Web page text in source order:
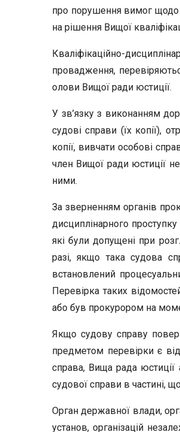
про порушення вимог щодо
на рішення Вищої
Кваліфікаційно-
провадження,
олови Вищої ради юстиції.
У зв’язку з виконанням
судові справи (їх копії),
копії, вивчати особові
член Вищої ради юстиції
ними.
За зверненням органів
дисциплінарного
які були допущені при
разі, якщо така судова
встановлений
Перевірка таких
або був прокурором на
Якщо судову справу
предметом перевірки є
справа, Вища рада юстиції
судової справи в частині,
Орган державної влади,
установ, організацій